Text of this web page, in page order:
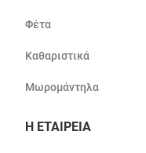
Φέτα
Καθαριστικά
Μωρομάντηλα
Η ΕΤΑΙΡΕΙΑ